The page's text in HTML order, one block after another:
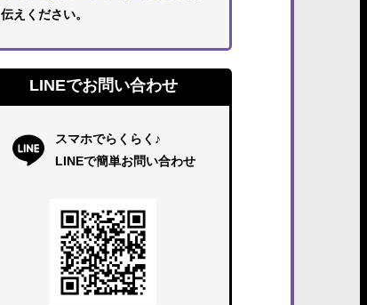
伝えください。
LINEでお問い合わせ
スマホでらくらく♪
LINEで簡単お問い合わせ